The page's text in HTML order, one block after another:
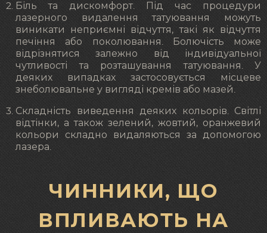
Біль та дискомфорт. Під час процедури
лазерного видалення татуювання можуть
виникати неприємні відчуття, такі як відчуття
печіння або поколювання. Болючість може
відрізнятися залежно від індивідуальної
чутливості та розташування татуювання. У
деяких випадках застосовується місцеве
знеболювальне у вигляді кремів або мазей.
Складність виведення деяких кольорів. Світлі
відтінки, а також зелений, жовтий, оранжевий
кольори складно видаляються за допомогою
лазера.
ЧИННИКИ, ЩО
ВПЛИВАЮТЬ НА